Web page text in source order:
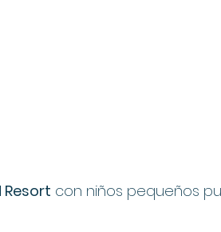
Resort con niños pequeños